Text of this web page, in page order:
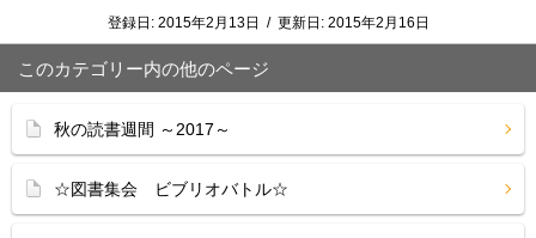
登録日: 2015年2月13日 / 更新日: 2015年2月16日
このカテゴリー内の他のページ
秋の読書週間 ～2017～
☆図書集会 ビブリオバトル☆